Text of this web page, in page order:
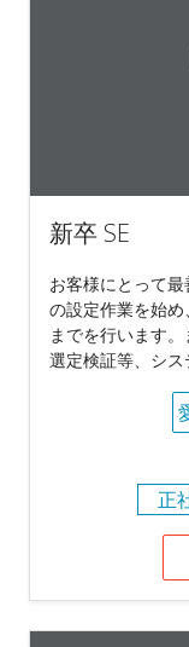
新卒 SE
お客様にとって
の設定作業を始
までを行います
選定検証等、シス
正